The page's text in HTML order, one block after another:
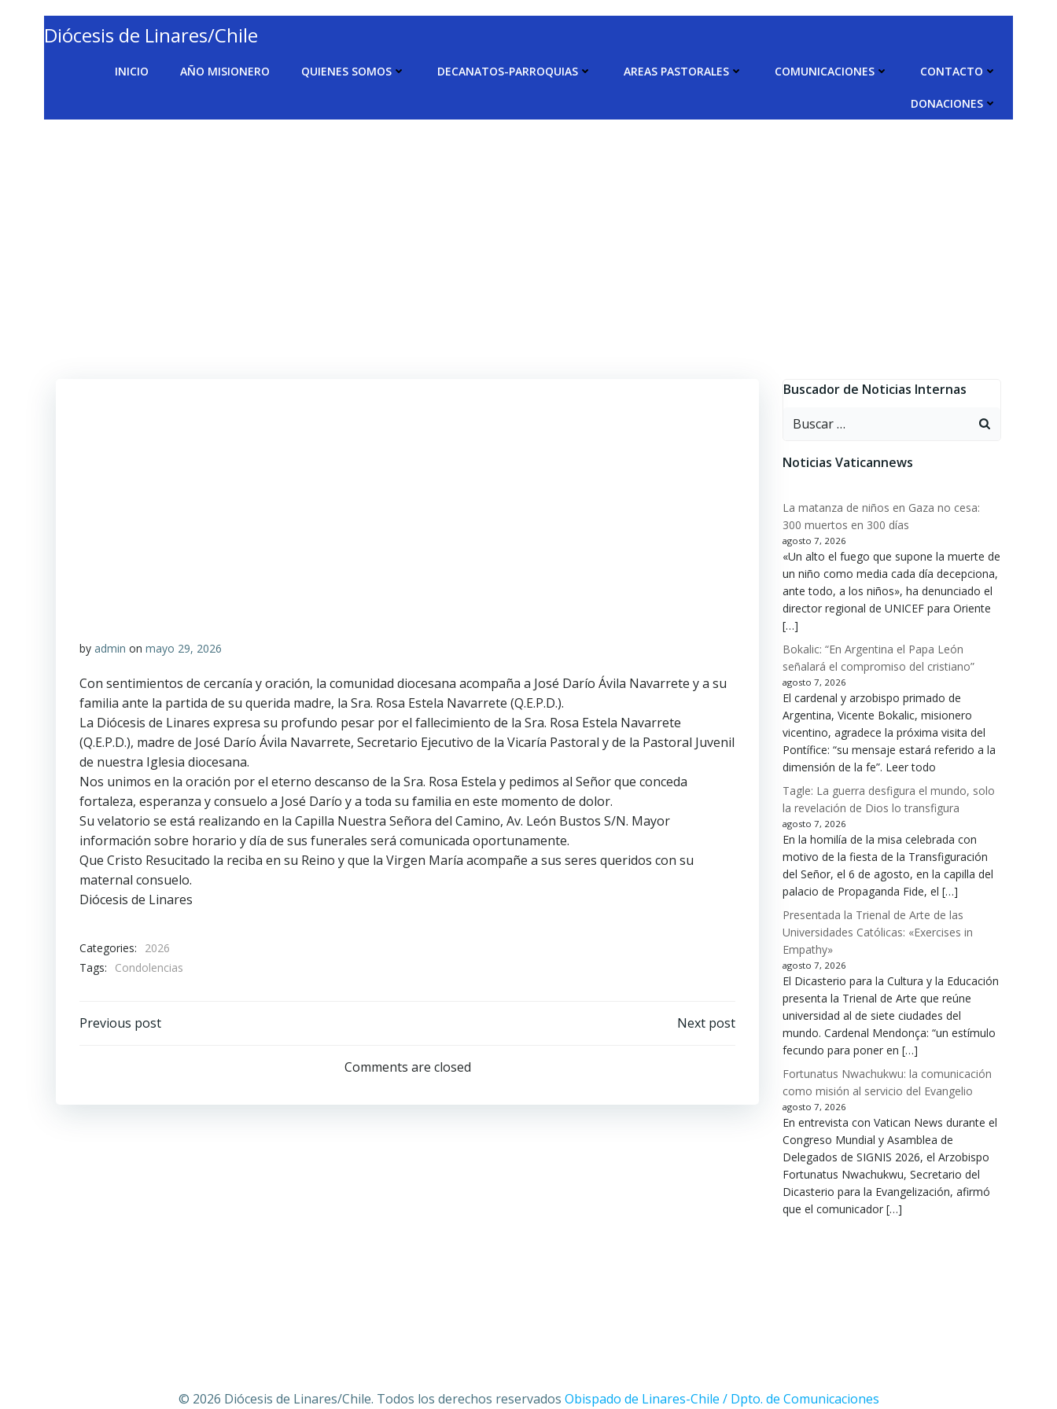
contenidoDiócesis de Linares/Chile
INICIO AÑO MISIONERO QUIENES SOMOS DECANATOS-PARROQUIAS AREAS PASTORALES COMUNICACIONES CONTACTO
DONACIONES
by admin on mayo 29, 2026
Con sentimientos de cercanía y oración, la comunidad diocesana acompaña a José Darío Ávila Navarrete y a su
familia ante la partida de su querida madre, la Sra. Rosa Estela Navarrete (Q.E.P.D.).
La Diócesis de Linares expresa su profundo pesar por el fallecimiento de la Sra. Rosa Estela Navarrete
(Q.E.P.D.), madre de José Darío Ávila Navarrete, Secretario Ejecutivo de la Vicaría Pastoral y de la Pastoral Juvenil
de nuestra Iglesia diocesana.
Nos unimos en la oración por el eterno descanso de la Sra. Rosa Estela y pedimos al Señor que conceda
fortaleza, esperanza y consuelo a José Darío y a toda su familia en este momento de dolor.
Su velatorio se está realizando en la Capilla Nuestra Señora del Camino, Av. León Bustos S/N. Mayor
información sobre horario y día de sus funerales será comunicada oportunamente.
Que Cristo Resucitado la reciba en su Reino y que la Virgen María acompañe a sus seres queridos con su
maternal consuelo.
Diócesis de Linares
Categories:
2026
Tags:
Condolencias
Navegación
las
Previous post
por
las
Next post
Comments are closed
Buscador de Noticias Internas
Buscar:
Noticias Vaticannews
La matanza de niños en Gaza no cesa:
300 muertos en 300 días
agosto 7, 2026
«Un alto el fuego que supone la muerte de
un niño como media cada día decepciona,
ante todo, a los niños», ha denunciado el
director regional de UNICEF para Oriente
[…]
Bokalic: “En Argentina el Papa León
señalará el compromiso del cristiano”
agosto 7, 2026
El cardenal y arzobispo primado de
Argentina, Vicente Bokalic, misionero
vicentino, agradece la próxima visita del
Pontífice: “su mensaje estará referido a la
dimensión de la fe”. Leer todo
Tagle: La guerra desfigura el mundo, solo
la revelación de Dios lo transfigura
agosto 7, 2026
En la homilía de la misa celebrada con
motivo de la fiesta de la Transfiguración
del Señor, el 6 de agosto, en la capilla del
palacio de Propaganda Fide, el […]
Presentada la Trienal de Arte de las
Universidades Católicas: «Exercises in
Empathy»
agosto 7, 2026
El Dicasterio para la Cultura y la Educación
presenta la Trienal de Arte que reúne
universidad al de siete ciudades del
mundo. Cardenal Mendonça: “un estímulo
fecundo para poner en […]
Fortunatus Nwachukwu: la comunicación
como misión al servicio del Evangelio
agosto 7, 2026
En entrevista con Vatican News durante el
Congreso Mundial y Asamblea de
Delegados de SIGNIS 2026, el Arzobispo
Fortunatus Nwachukwu, Secretario del
Dicasterio para la Evangelización, afirmó
que el comunicador […]
© 2026 Diócesis de Linares/Chile. Todos los derechos reservados Obispado de Linares-Chile / Dpto. de Comunicaciones